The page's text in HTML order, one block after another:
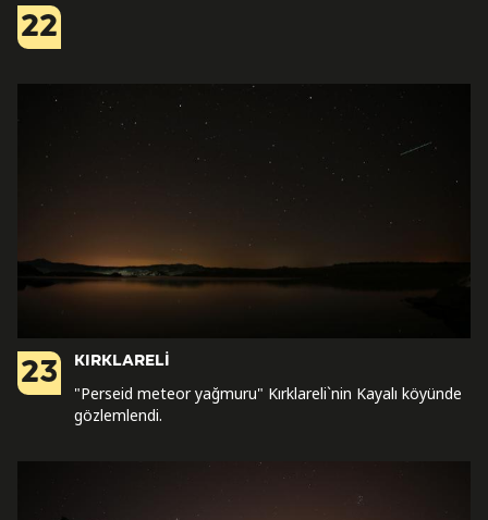
22
23 KIRKLARELİ
"Perseid meteor yağmuru" Kırklareli`nin Kayalı köyünde
gözlemlendi.